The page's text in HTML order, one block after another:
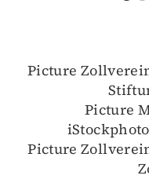
Picture
Picture
Picture